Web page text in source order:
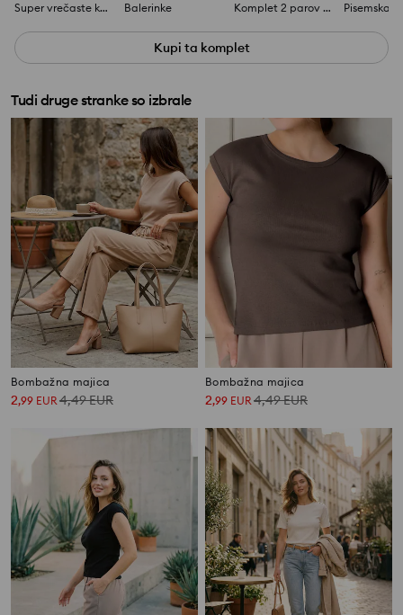
Super vrečaste kavbojke Balerinke Komplet 2 parov uhanov Pisemska
Kupi ta komplet
Tudi druge stranke so izbrale
Bombažna majica
2,99 EUR4,49EUR
Bombažna majica
2,99 EUR4,49EUR